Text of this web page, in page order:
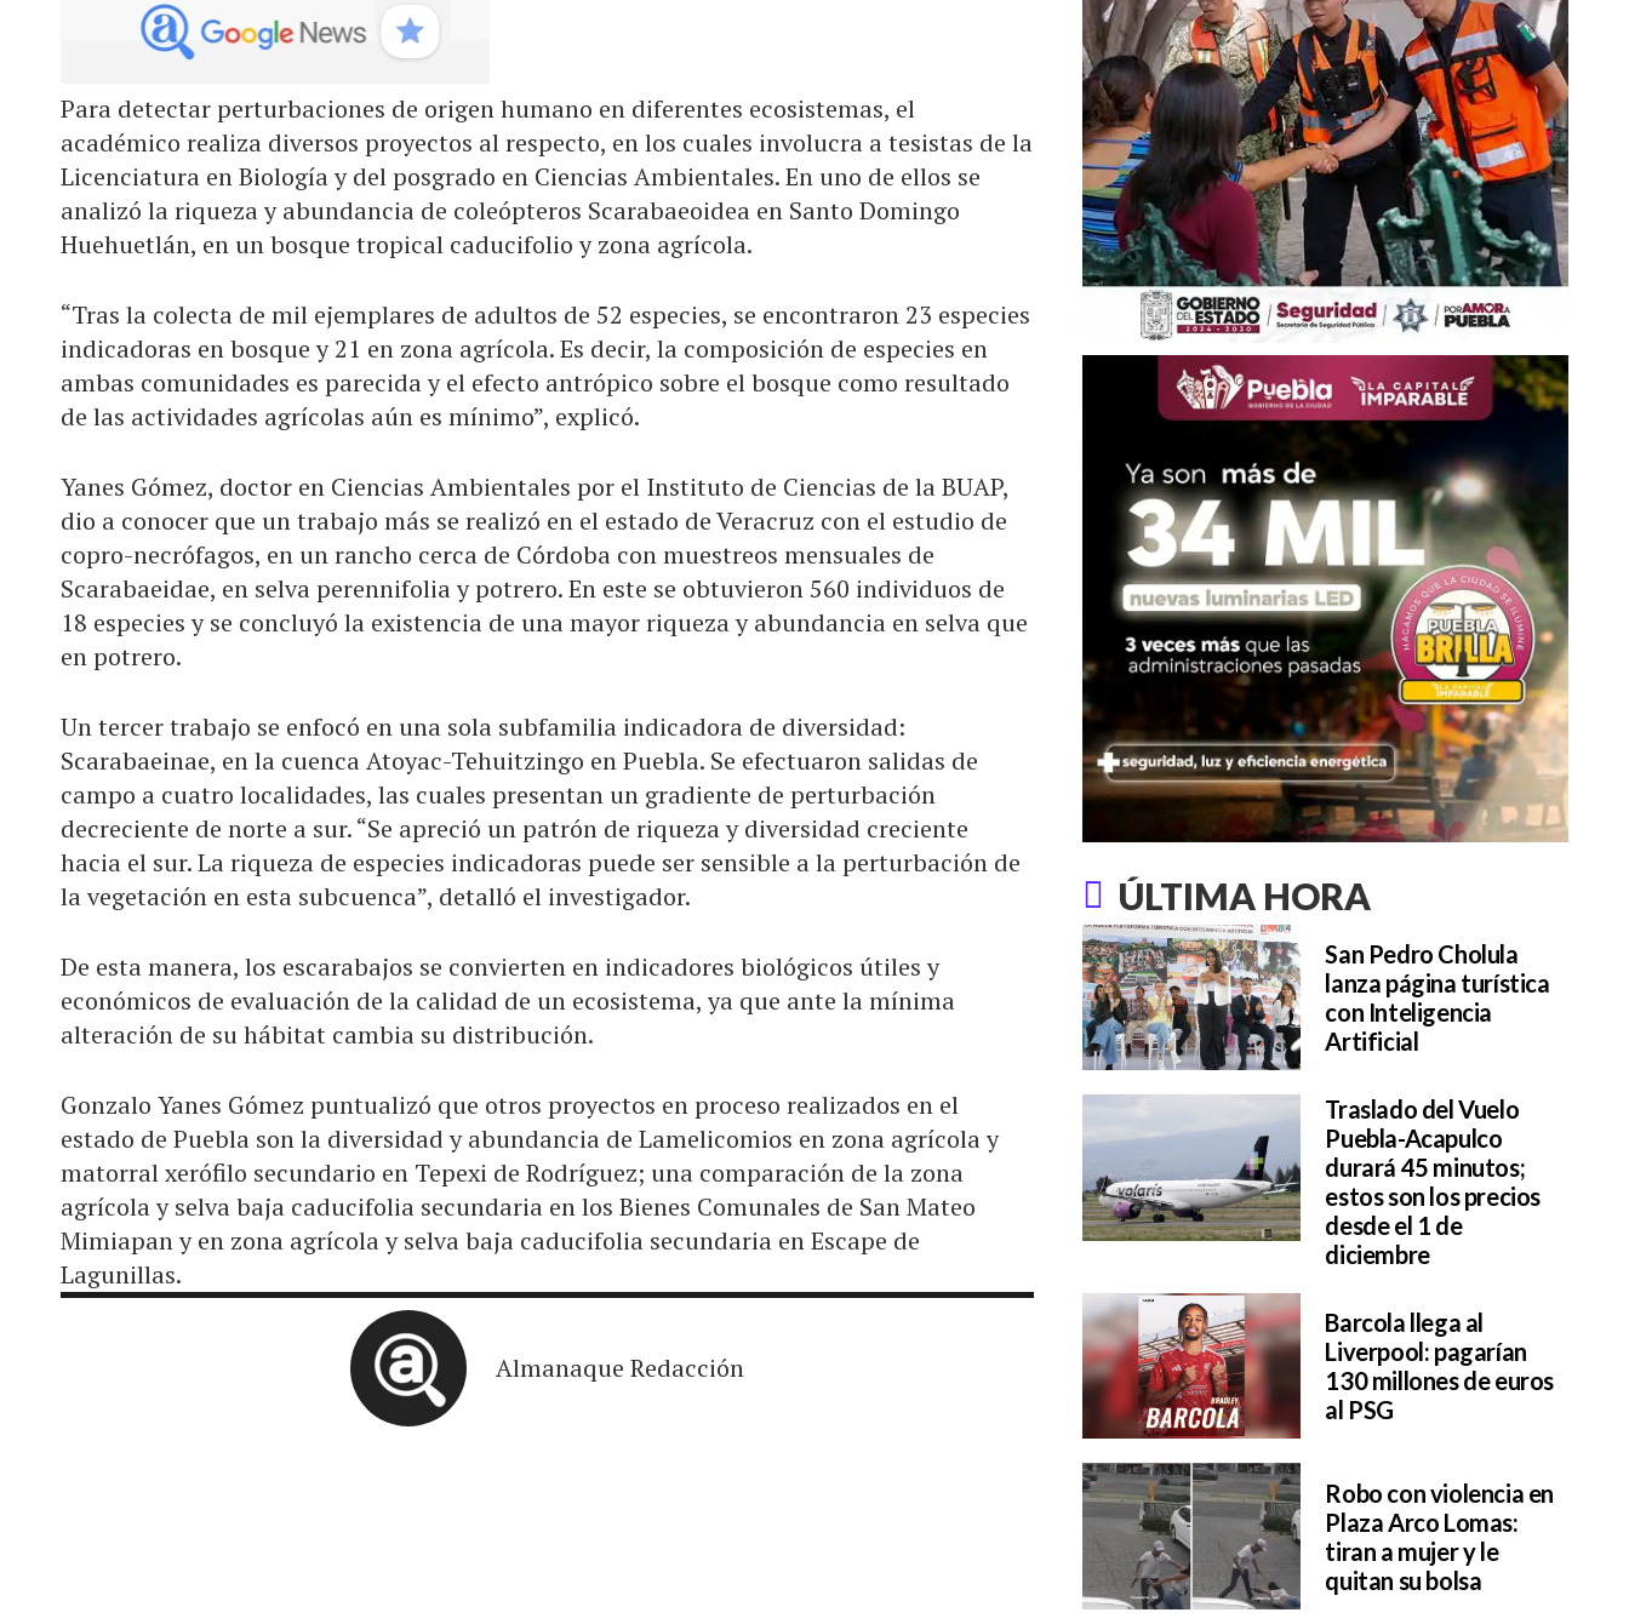
Para detectar perturbaciones de origen humano en diferentes ecosistemas, el
académico realiza diversos proyectos al respecto, en los cuales involucra a tesistas de la
Licenciatura en Biología y del posgrado en Ciencias Ambientales. En uno de ellos se
analizó la riqueza y abundancia de coleópteros Scarabaeoidea en Santo Domingo
Huehuetlán, en un bosque tropical caducifolio y zona agrícola.
“Tras la colecta de mil ejemplares de adultos de 52 especies, se encontraron 23 especies
indicadoras en bosque y 21 en zona agrícola. Es decir, la composición de especies en
ambas comunidades es parecida y el efecto antrópico sobre el bosque como resultado
de las actividades agrícolas aún es mínimo”, explicó.
Yanes Gómez, doctor en Ciencias Ambientales por el Instituto de Ciencias de la BUAP,
dio a conocer que un trabajo más se realizó en el estado de Veracruz con el estudio de
copro-necrófagos, en un rancho cerca de Córdoba con muestreos mensuales de
Scarabaeidae, en selva perennifolia y potrero. En este se obtuvieron 560 individuos de
18 especies y se concluyó la existencia de una mayor riqueza y abundancia en selva que
en potrero.
Un tercer trabajo se enfocó en una sola subfamilia indicadora de diversidad:
Scarabaeinae, en la cuenca Atoyac-Tehuitzingo en Puebla. Se efectuaron salidas de
campo a cuatro localidades, las cuales presentan un gradiente de perturbación
decreciente de norte a sur. “Se apreció un patrón de riqueza y diversidad creciente
hacia el sur. La riqueza de especies indicadoras puede ser sensible a la perturbación de
la vegetación en esta subcuenca”, detalló el investigador.
De esta manera, los escarabajos se convierten en indicadores biológicos útiles y
económicos de evaluación de la calidad de un ecosistema, ya que ante la mínima
alteración de su hábitat cambia su distribución.
Gonzalo Yanes Gómez puntualizó que otros proyectos en proceso realizados en el
estado de Puebla son la diversidad y abundancia de Lamelicomios en zona agrícola y
matorral xerófilo secundario en Tepexi de Rodríguez; una comparación de la zona
agrícola y selva baja caducifolia secundaria en los Bienes Comunales de San Mateo
Mimiapan y en zona agrícola y selva baja caducifolia secundaria en Escape de
Lagunillas.
Almanaque Redacción
ÚLTIMA HORA
San Pedro Cholula
lanza página turística
con Inteligencia
Artificial
Traslado del Vuelo
Puebla-Acapulco
durará 45 minutos;
estos son los precios
desde el 1 de
diciembre
Barcola llega al
Liverpool: pagarían
130 millones de euros
al PSG
Robo con violencia en
Plaza Arco Lomas:
tiran a mujer y le
quitan su bolsa